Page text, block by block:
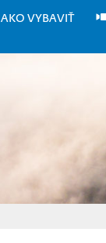
AKO VYBAVIŤ